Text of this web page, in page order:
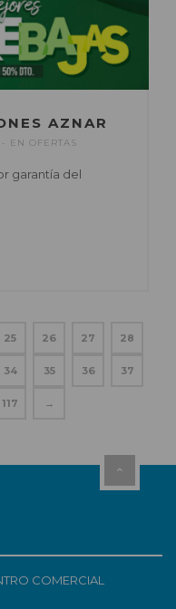
AZNAR
EN OFERTAS
garantía del
25 26 27 28
34 35 36 37
117 →
COMERCIAL